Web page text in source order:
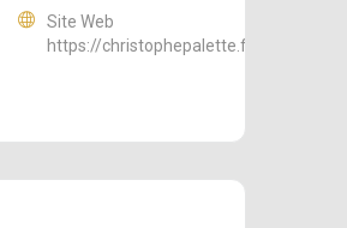
Site Web
https://christophepalette.fr